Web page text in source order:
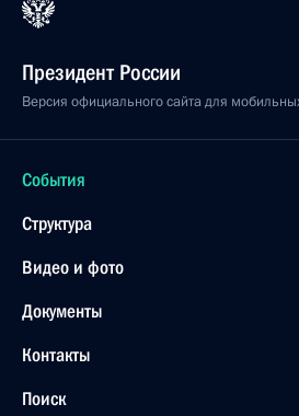
Президент России
Версия официального сайта для
События
Структура
Видео и фото
Документы
Контакты
Поиск